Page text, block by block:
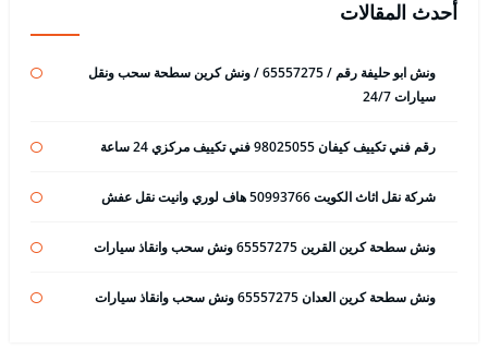
أحدث المقالات
ونش ابو حليفة رقم / 65557275 / ونش كرين سطحة سحب ونقل
سيارات 24/7
رقم فني تكييف كيفان 98025055 فني تكييف مركزي 24 ساعة
شركة نقل اثاث الكويت 50993766 هاف لوري وانيت نقل عفش
ونش سطحة كرين القرين 65557275 ونش سحب وانقاذ سيارات
ونش سطحة كرين العدان 65557275 ونش سحب وانقاذ سيارات